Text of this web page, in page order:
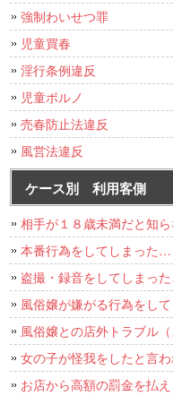
強制わいせつ罪
児童買春
淫行条例違反
児童ポルノ
売春防止法違反
風営法違反
ケース別 利用客側
相手が１８歳未満だと知
本番行為をしてしまった…
盗撮・録音をしてしまっ
風俗嬢が嫌がる行為をし
風俗嬢との店外トラブル
女の子が怪我をしたと言
お店から高額の罰金を払